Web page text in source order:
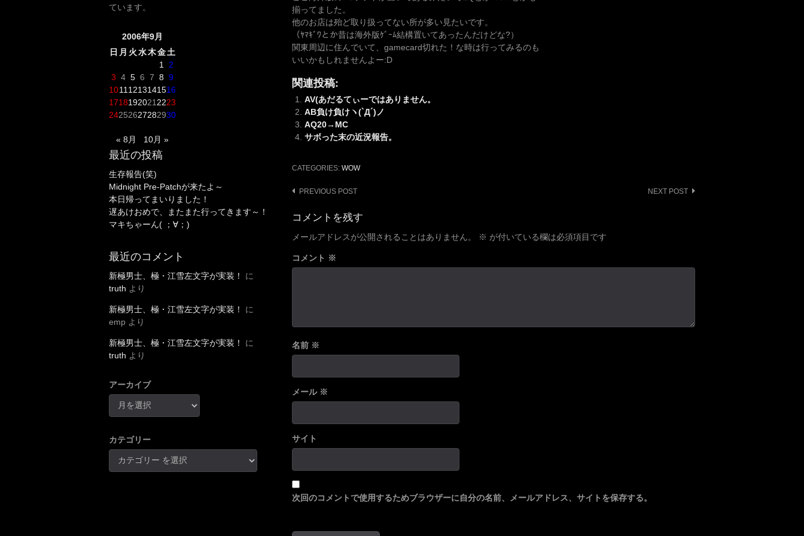
揃ってました。
他のお店は殆ど取り扱ってない所が多い見たいです。
（ﾔﾏｷﾞﾜとか昔は海外版ｹﾞｰﾑ結構置いてあったんだけどな?）
関東周辺に住んでいて、gamecard切れた！な時は行ってみるのも
いいかもしれませんよー:D
関連投稿:
AV(あだるてぃーではありません。
AB負け負けヽ(`Д´)ノ
AQ20→MC
サボった末の近況報告。
CATEGORIES: WOW
Post
navigation
PREVIOUS POST NEXT POST
コメントを残す
メールアドレスが公開されることはありません。 ※ が付いている欄は必須項目です
コメント ※
名前 ※
メール ※
サイト
次回のコメントで使用するためブラウザーに自分の名前、メールアドレス、サイトを保存する。
ています。
2006年9月
日 月 火水木金土
1
2
3 4 5 6 7 8 9
1011 1213141516
1718192021 2223
24252627282930
« 8月 10月 »
最近の投稿
生存報告(笑)
Midnight Pre-Patchが来たよ～
本日帰ってまいりました！
遅あけおめで、またまた行ってきます～！
マキちゃーん( ；∀；)
最近のコメント
新極男士、極・江雪左文字が実装！
に
truth より
新極男士、極・江雪左文字が実装！
に
emp より
新極男士、極・江雪左文字が実装！
に
truth より
アーカイブ
カテゴリー